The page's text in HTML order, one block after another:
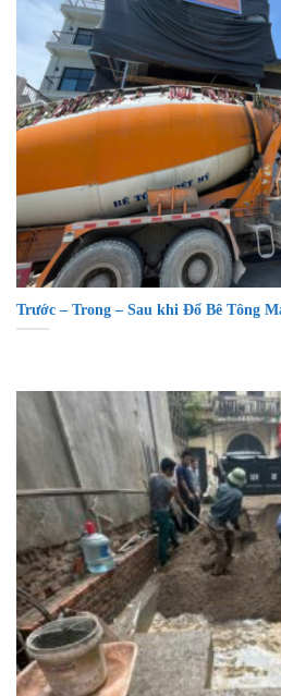
Trước – Trong – Sau khi Đổ Bê Tông